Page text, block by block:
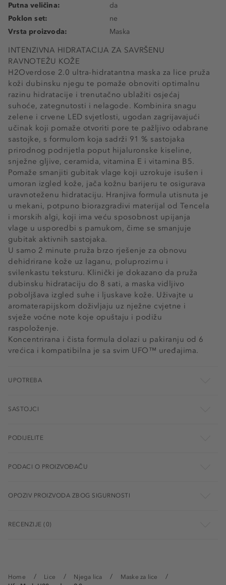
Home Lice Njega lica
Maske za lice
INTENZIVNA HIDRATACIJA ZA SAVRŠENU
RAVNOTEŽU KOŽE
H2Overdose 2.0 ultra-hidratantna maska za lice pruža
koži dubinsku njegu te pomaže obnoviti optimalnu
razinu hidratacije i trenutačno ublažiti osjećaj
suhoće, zategnutosti i nelagode. Kombinira snagu
zelene i crvene LED svjetlosti, ugodan zagrijavajući
učinak koji pomaže otvoriti pore te pažljivo odabrane
sastojke, s formulom koja sadrži 91 % sastojaka
prirodnog podrijetla poput hijaluronske kiseline,
snježne gljive, ceramida, vitamina E i vitamina B5.
Pomaže smanjiti gubitak vlage koji uzrokuje isušen i
umoran izgled kože, jača kožnu barijeru te osigurava
uravnoteženu hidrataciju. Hranjiva formula utisnuta je
u mekani, potpuno biorazgradivi materijal od Tencela
i morskih algi, koji ima veću sposobnost upijanja
vlage u usporedbi s pamukom, čime se smanjuje
gubitak aktivnih sastojaka.
U samo 2 minute pruža brzo rješenje za obnovu
dehidrirane kože uz laganu, poluprozirnu i
svilenkastu teksturu. Klinički je dokazano da pruža
dubinsku hidrataciju do 8 sati, a maska vidljivo
poboljšava izgled suhe i ljuskave kože. Uživajte u
aromaterapijskom doživljaju uz nježne cvjetne i
svježe voćne note koje opuštaju i podižu
raspoloženje.
Koncentrirana i čista formula dolazi u pakiranju od 6
vrećica i kompatibilna je sa svim UFO™ uređajima.
Putna veličina:
da
Poklon set:
ne
Vrsta proizvoda:
Maska
UPOTREBA
SASTOJCI
PODIJELITE
PODACI O PROIZVOĐAČU
OPOZIV PROIZVODA ZBOG SIGURNOSTI
RECENZIJE (0)